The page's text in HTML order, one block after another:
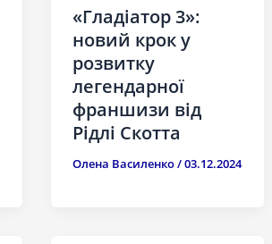
«Гладіатор 3»:
новий крок у
розвитку
легендарної
франшизи від
Рідлі Скотта
Олена Василенко/03.12.2024